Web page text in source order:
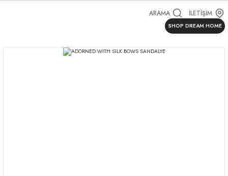
ARAMA İLETİŞİM
SHOP DREAM HOME